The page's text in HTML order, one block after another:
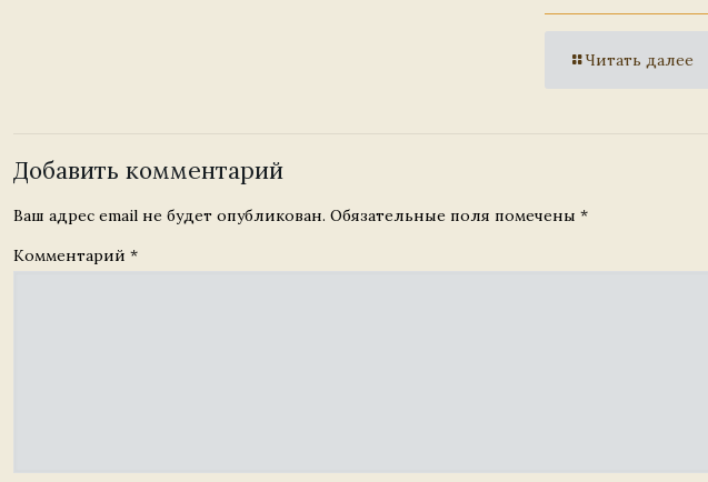
Читать далее
Добавить комментарий
Ваш адрес email не будет опубликован. Обязательные поля помечены *
Комментарий *